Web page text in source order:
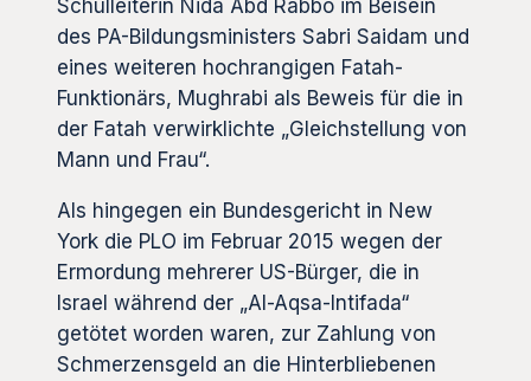
Schulleiterin Nida Abd Rabbo im Beisein
des PA-Bildungsministers Sabri Saidam und
eines weiteren hochrangigen Fatah-
Funktionärs, Mughrabi als Beweis für die in
der Fatah verwirklichte „Gleichstellung von
Mann und Frau“.
Als hingegen ein Bundesgericht in New
York die PLO im Februar 2015 wegen der
Ermordung mehrerer US-Bürger, die in
Israel während der „Al-Aqsa-Intifada“
getötet worden waren, zur Zahlung von
Schmerzensgeld an die Hinterbliebenen